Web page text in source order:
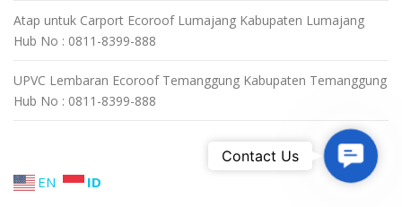
Atap untuk Carport Ecoroof Lumajang Kabupaten Lumajang
Hub No : 0811-8399-888
UPVC Lembaran Ecoroof Temanggung Kabupaten Temanggung
Hub No : 0811-8399-888
EN ID
Contact
Contact Us